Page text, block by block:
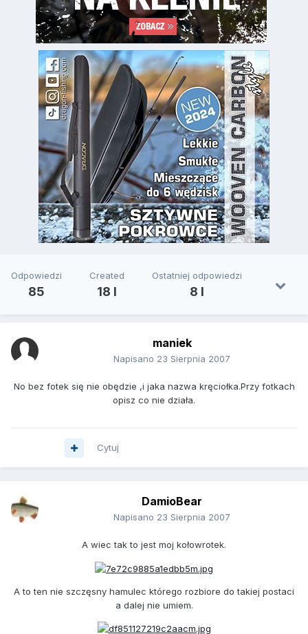
Odpowiedzi
85
Created
18 l
Ostatniej odpowiedzi
8 l
maniek
Napisano 23 Sierpnia 2007
No bez fotek się nie obędzie ,i jaka nazwa kręciołka.Przy fotkach
opisz co nie działa.
Cytuj
DamioBear
Napisano 23 Sierpnia 2007
A wiec tak to jest moj kołowrotek.
A to ten nie szczęsny hamulec którego rozbiore do takiej postaci
a dalej nie umiem.